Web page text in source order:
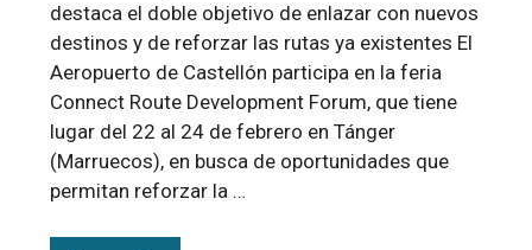
destaca el doble objetivo de enlazar con nuevos
destinos y de reforzar las rutas ya existentes El
Aeropuerto de Castellón participa en la feria
Connect Route Development Forum, que tiene
lugar del 22 al 24 de febrero en Tánger
(Marruecos), en busca de oportunidades que
permitan reforzar la …